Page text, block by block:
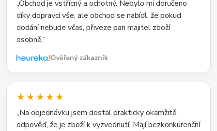
„Obchod je vstřícný a ochotný. Nebylo mi doručeno
díky dopravci vše, ale obchod se nabídl, že pokud
dodání nebude včas, přiveze pan majitel zboží
osobně.“
Ověřený zákazník
★★★★★
„Na objednávku jsem dostal prakticky okamžitě
odpověď, že je zboží k vyzvednutí. Mají bezkonkurenční